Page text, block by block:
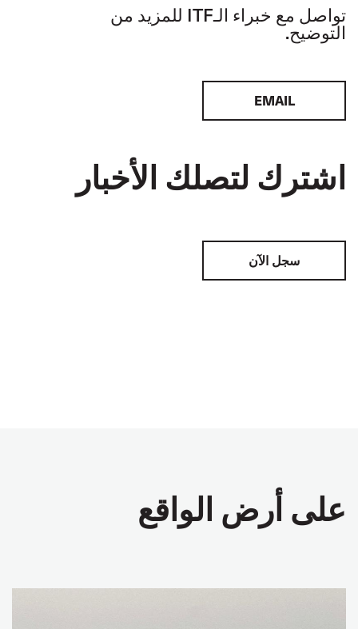
تواصل مع خبراء الـITF للمزيد من
التوضيح.
EMAIL
اشترك لتصلك الأخبار
سجل الآن
على أرض الواقع